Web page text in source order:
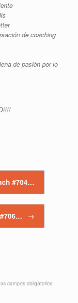
de coaching
de pasión por lo
#704…
→
campos obligatorios